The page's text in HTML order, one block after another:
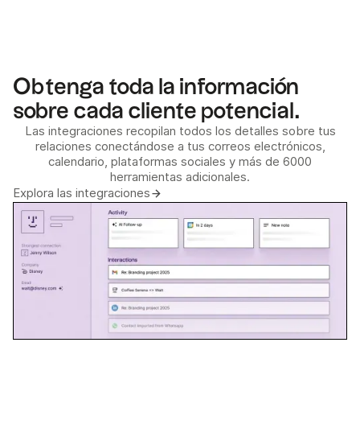
Obtenga toda la información
sobre cada cliente potencial.
Las integraciones recopilan todos los detalles sobre tus
relaciones conectándose a tus correos electrónicos,
calendario, plataformas sociales y más de 6000
herramientas adicionales.
Explora las integraciones